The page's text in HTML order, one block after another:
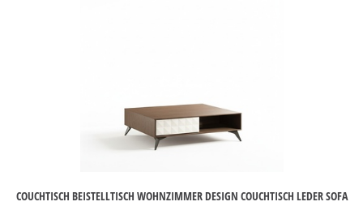
COUCHTISCH BEISTELLTISCH WOHNZIMMER DESIGN COUCHTISCH LEDER SOFA